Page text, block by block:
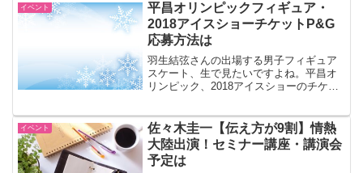
イベント
平昌オリンピックフィギュア・
2018アイスショーチケットP&G
応募方法は
羽生結弦さんの出場する男子フィギュア
スケート、生で見たいですよね。平昌オ
リンピック、2018アイスショーのチケッ
イベント
佐々木圭一【伝え方が9割】情熱
大陸出演！セミナー講座・講演会
予定は